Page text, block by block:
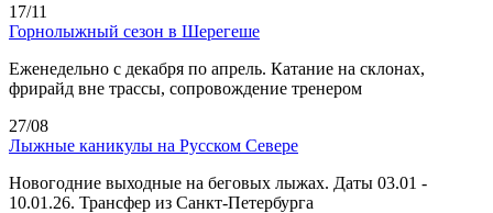
17/11
Горнолыжный сезон в Шерегеше
Еженедельно с декабря по апрель. Катание на склонах,
фрирайд вне трассы, сопровождение тренером
27/08
Лыжные каникулы на Русском Севере
Новогодние выходные на беговых лыжах. Даты 03.01 -
10.01.26. Трансфер из Санкт-Петербурга